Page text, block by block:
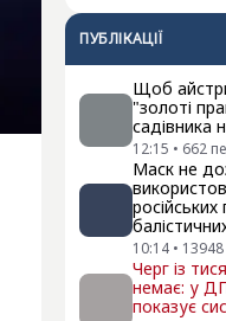
ПУБЛІКАЦІЇ
Щоб
"золоті
садівника
12:15 • 662
Маск не
10:14 • 13948
Черг із
немає: у
показує